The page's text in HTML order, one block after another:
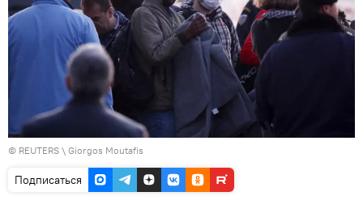
© REUTERS \ Giorgos Moutafis
Подписаться